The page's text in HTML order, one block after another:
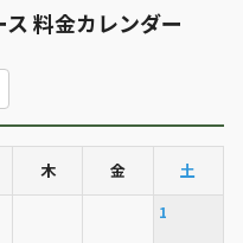
料金カレンダー
木 金 土
1